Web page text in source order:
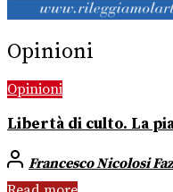
Opinioni
Opinioni
Libertà di culto. La
Francesco Nicolosi